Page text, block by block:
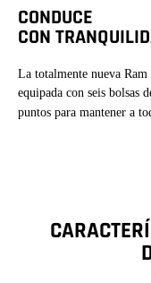
CONDUCE
CON
La totalmente nueva Ram
equipada con seis bolsas
puntos para mantener a